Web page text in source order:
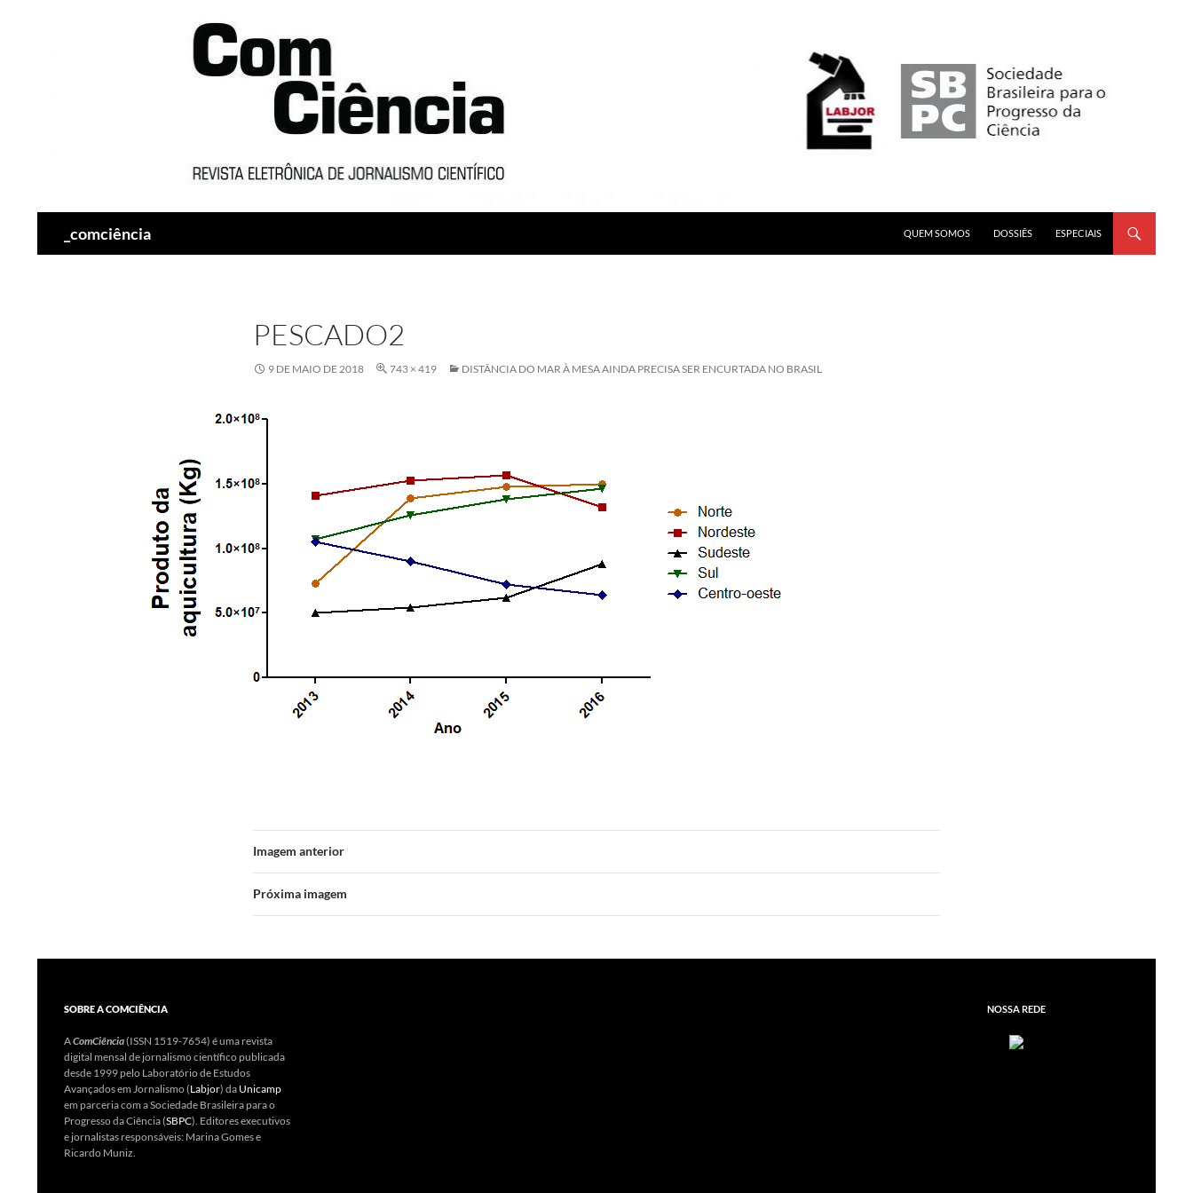
_comciência
QUEM SOMOS
DOSSIÊS ESPECIAIS
PESCADO2
9 DE MAIO DE 2018 743 × 419 DISTÂNCIA DO MAR À MESA AINDA PRECISA SER ENCURTADA NO BRASIL
Imagem anterior
Próxima imagem
SOBRE A COMCIÊNCIA
AComCiência(ISSN 1519-7654) é uma revista
digital mensal de jornalismo científico publicada
desde 1999 pelo Laboratório de Estudos
Avançados em Jornalismo (Labjor) da Unicamp
em parceria com a Sociedade Brasileira para o
Progresso da Ciência (SBPC). Editores executivos
e jornalistas responsáveis: Marina Gomes e
Ricardo Muniz.
NOSSA REDE